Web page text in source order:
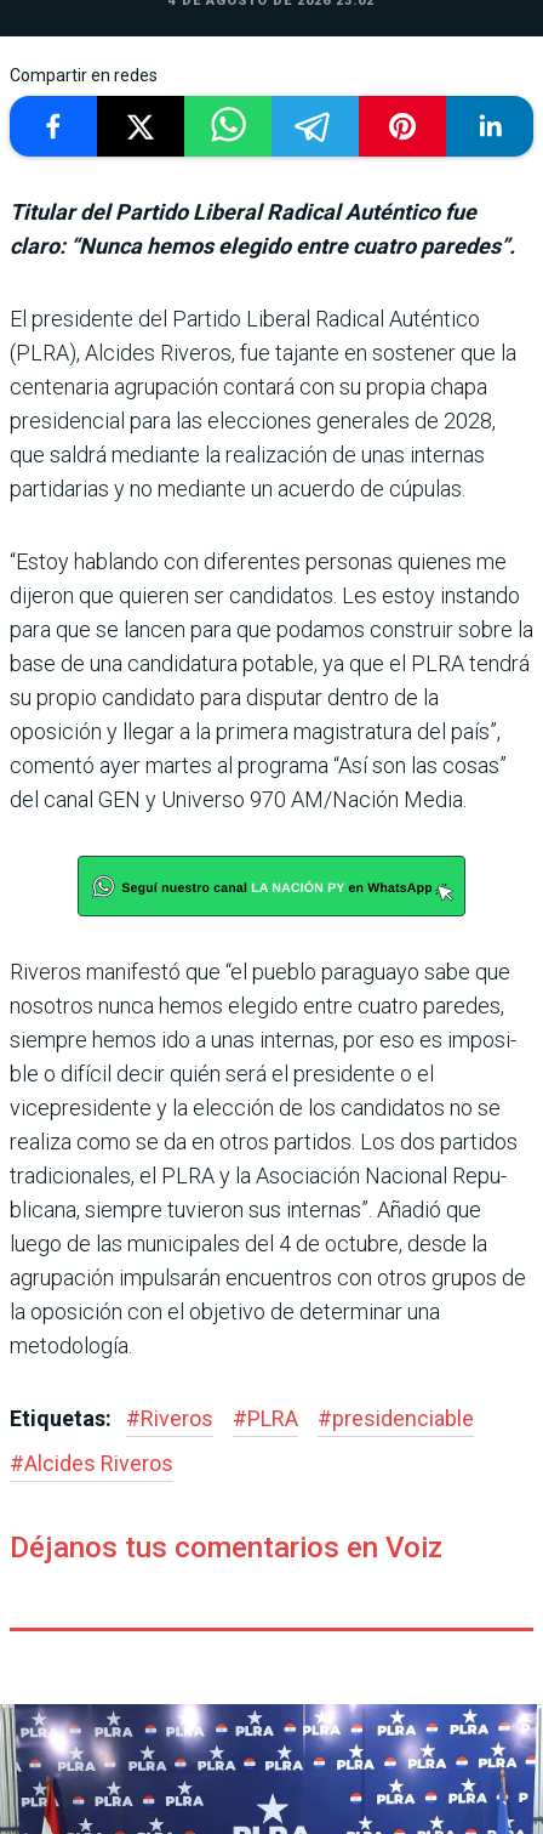
Compartir en redes
Titular del Partido Liberal Radical Auténtico fue
claro: “Nunca hemos elegido entre cuatro paredes”.
El presidente del Partido Liberal Radical Auténtico
(PLRA), Alcides Riveros, fue tajante en sostener que la
cen­tenaria agrupación contará con su propia chapa
presi­dencial para las elecciones generales de 2028,
que sal­drá mediante la realización de unas internas
partidarias y no mediante un acuerdo de cúpulas.
“Estoy hablando con diferen­tes personas quienes me
dije­ron que quieren ser candida­tos. Les estoy instando
para que se lancen para que poda­mos construir sobre la
base de una candidatura potable, ya que el PLRA tendrá
su pro­pio candidato para disputar dentro de la
oposición y llegar a la primera magistratura del país”,
comentó ayer martes al programa “Así son las cosas”
del canal GEN y Universo 970 AM/Nación Media.
Riveros manifestó que “el pueblo paraguayo sabe que
nosotros nunca hemos ele­gido entre cuatro paredes,
siempre hemos ido a unas internas, por eso es imposi­
ble o difícil decir quién será el presidente o el
vicepresidente y la elección de los candidatos no se
realiza como se da en otros partidos. Los dos parti­dos
tradicionales, el PLRA y la Asociación Nacional Repu­
blicana, siempre tuvieron sus internas”. Añadió que
luego de las municipales del 4 de octubre, desde la
agrupación impulsarán encuentros con otros grupos de
la oposición con el objetivo de determinar una
metodología.
Etiquetas: #Riveros #PLRA #presidenciable
#Alcides Riveros
Déjanos tus comentarios en Voiz